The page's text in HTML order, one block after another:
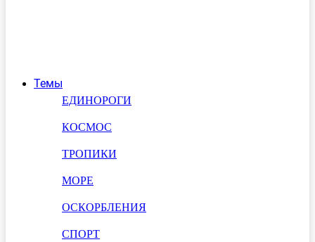
Темы
ЕДИНОРОГИ
КОСМОС
ТРОПИКИ
МОРЕ
ОСКОРБЛЕНИЯ
СПОРТ